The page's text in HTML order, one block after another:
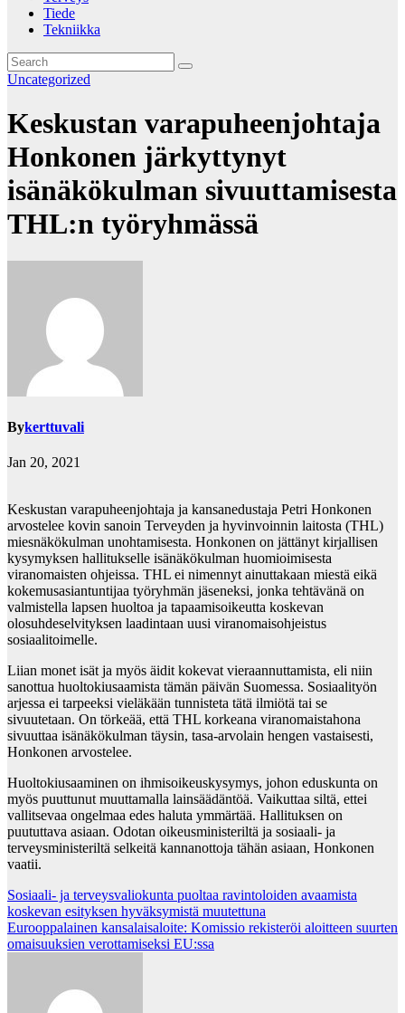
Tiede
Tekniikka
Uncategorized
Keskustan varapuheenjohtaja
Honkonen järkyttynyt
isänäkökulman sivuuttamisesta
THL:n työryhmässä
Bykerttuvali
Jan 20, 2021
Keskustan varapuheenjohtaja ja kansanedustaja Petri Honkonen
arvostelee kovin sanoin Terveyden ja hyvinvoinnin laitosta (THL)
miesnäkökulman unohtamisesta. Honkonen on jättänyt kirjallisen
kysymyksen hallitukselle isänäkökulman huomioimisesta
viranomaisten ohjeissa. THL ei nimennyt ainuttakaan miestä eikä
kokemusasiantuntijaa työryhmän jäseneksi, jonka tehtävänä on
valmistella lapsen huoltoa ja tapaamisoikeutta koskevan
olosuhdeselvityksen laadintaan uusi viranomaisohjeistus
sosiaalitoimelle.
Liian monet isät ja myös äidit kokevat vieraannuttamista, eli niin
sanottua huoltokiusaamista tämän päivän Suomessa. Sosiaalityön
arjessa ei tarpeeksi vieläkään tunnisteta tätä ilmiötä tai se
sivuutetaan. On törkeää, että THL korkeana viranomaistahona
sivuuttaa isänäkökulman täysin, tasa-arvolain hengen vastaisesti,
Honkonen arvostelee.
Huoltokiusaaminen on ihmisoikeuskysymys, johon eduskunta on
myös puuttunut muuttamalla lainsäädäntöä. Vaikuttaa siltä, ettei
vallitsevaa ongelmaa edes haluta ymmärtää. Hallituksen on
puututtava asiaan. Odotan oikeusministeriltä ja sosiaali- ja
terveysministeriltä selkeitä kannanottoja tähän asiaan, Honkonen
vaatii.
Post
navigation
Sosiaali- ja terveysvaliokunta puoltaa ravintoloiden avaamista
koskevan esityksen hyväksymistä muutettuna
Eurooppalainen kansalaisaloite: Komissio rekisteröi aloitteen suurten
omaisuuksien verottamiseksi EU:ssa